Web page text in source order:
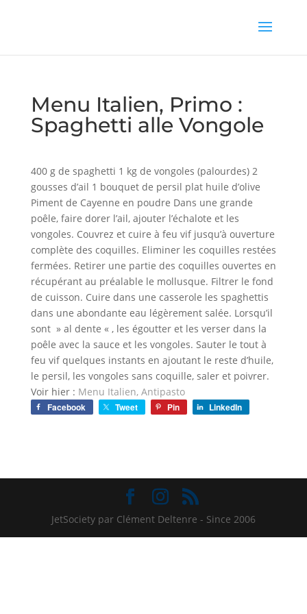
Menu Italien, Primo :
Spaghetti alle Vongole
400 g de spaghetti 1 kg de vongoles (palourdes) 2
gousses d’ail 1 bouquet de persil plat huile d’olive
Piment de Cayenne en poudre Dans une grande
poêle, faire dorer l’ail, ajouter l’échalote et les
vongoles. Couvrez et cuire à feu vif jusqu’à ouverture
complète des coquilles. Eliminer les coquilles restées
fermées. Retirer une partie des coquilles ouvertes en
récupérant au préalable le mollusque. Filtrer le fond
de cuisson. Cuire dans une casserole les spaghettis
dans une abondante eau légèrement salée. Lorsqu’il
sont » al dente « , les égoutter et les verser dans la
poêle avec la sauce et les vongoles. Sauter le tout à
feu vif quelques instants en ajoutant le reste d’huile,
le persil, les vongoles sans coquille, saler et poivrer.
Voir hier : Menu Italien, Antipasto
Facebook Tweet Pin LinkedIn
JetSociety par Clément Deltenre - Since 2006